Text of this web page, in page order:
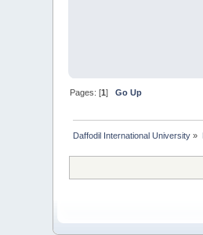
Pages: [1]Go Up
Daffodil International University »